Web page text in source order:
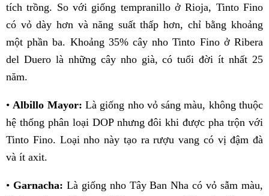
tích trồng. So với giống tempranillo ở Rioja, Tinto Fino
có vỏ dày hơn và năng suất thấp hơn, chỉ bằng khoảng
một phần ba. Khoảng 35% cây nho Tinto Fino ở Ribera
del Duero là những cây nho già, có tuổi đời ít nhất 25
năm.
•Albillo Mayor: Là giống nho vỏ sáng màu, không thuộc
hệ thống phân loại DOP nhưng đôi khi được pha trộn với
Tinto Fino. Loại nho này tạo ra rượu vang có vị đậm đà
và ít axit.
• Garnacha: Là giống nho Tây Ban Nha có vỏ sẫm màu,